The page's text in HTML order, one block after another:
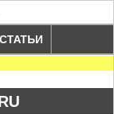
СТАТЬИ